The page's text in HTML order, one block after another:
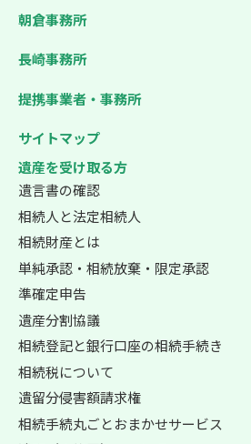
朝倉事務所
長崎事務所
提携事業者・事務所
サイトマップ
遺産を受け取る方
遺言書の確認
相続人と法定相続人
相続財産とは
単純承認・相続放棄・限定承認
準確定申告
遺産分割協議
相続登記と銀行口座の相続手続き
相続税について
遺留分侵害額請求権
相続手続丸ごとおまかせサービス